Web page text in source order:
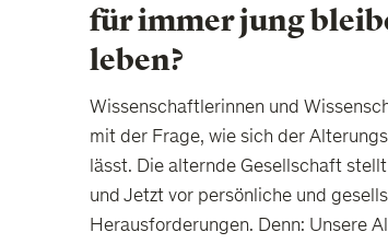
für immer jung
leben?
Wissenschaftlerinnen und
mit der Frage, wie sich der
lässt. Die alternde Gesellschaft
und Jetzt vor persönliche und
Herausforderungen. Denn: Unsere